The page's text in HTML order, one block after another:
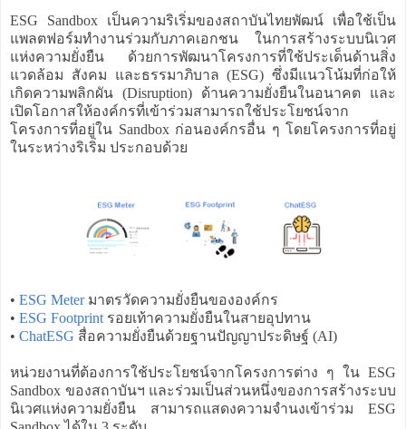
ESG Sandbox เป็นความริเริ่มของสถาบันไทยพัฒน์ เพื่อใช้เป็น
แพลตฟอร์มทำงานร่วมกับภาคเอกชน ในการสร้างระบบนิเวศ
แห่งความยั่งยืน ด้วยการพัฒนาโครงการที่ใช้ประเด็นด้านสิ่ง
แวดล้อม สังคม และธรรมาภิบาล (ESG) ซึ่งมีแนวโน้มที่ก่อให้
เกิดความพลิกผัน (Disruption) ด้านความยั่งยืนในอนาคต และ
เปิดโอกาสให้องค์กรที่เข้าร่วมสามารถใช้ประโยชน์จาก
โครงการที่อยู่ใน Sandbox ก่อนองค์กรอื่น ๆ โดยโครงการที่อยู่
ในระหว่างริเริ่ม ประกอบด้วย
• ESG Meterมาตรวัดความยั่งยืนขององค์กร
• ESG Footprint รอยเท้าความยั่งยืนในสายอุปทาน
• ChatESG สื่อความยั่งยืนด้วยฐานปัญญาประดิษฐ์ (AI)
หน่วยงานที่ต้องการใช้ประโยชน์จากโครงการต่าง ๆ ใน ESG
Sandbox ของสถาบันฯ และร่วมเป็นส่วนหนึ่งของการสร้างระบบ
นิเวศแห่งความยั่งยืน สามารถแสดงความจำนงเข้าร่วม ESG